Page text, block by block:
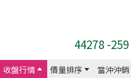
44278 -259
收盤行情 價量排序 當沖沖銷